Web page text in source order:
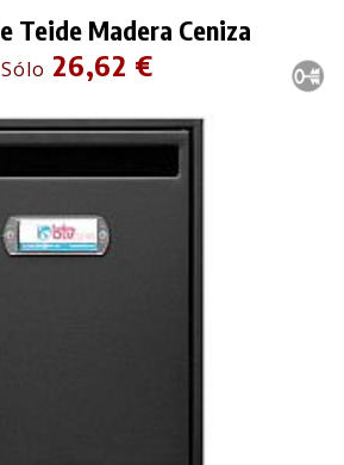
Teide Madera Ceniza
Sólo 26,62 €